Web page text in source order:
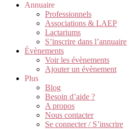
Annuaire
Professionnels
Associations & LAEP
Lactariums
S’inscrire dans l’annuaire
Évènements
Voir les évènements
Ajouter un évènement
Plus
Blog
Besoin d’aide ?
A propos
Nous contacter
Se connecter / S’inscrire